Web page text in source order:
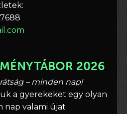
2026
– minden nap!
a gyerekeket egy olyan
nap valami újat